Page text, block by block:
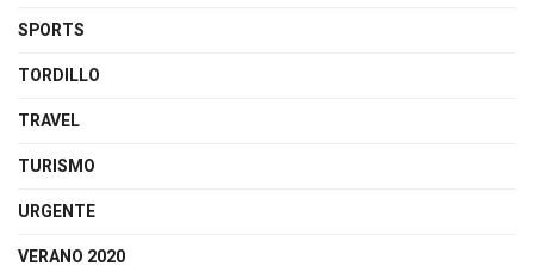
SPORTS
TORDILLO
TRAVEL
TURISMO
URGENTE
VERANO 2020